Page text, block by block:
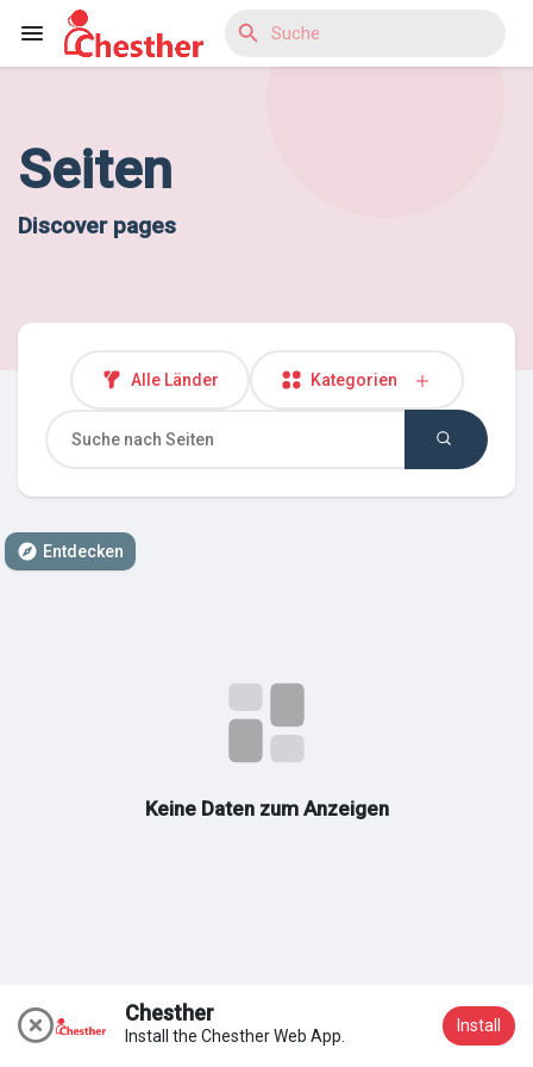
Beitreten
Reels
Entdecken Marktplatz
Meine Gruppen
Seiten denen du folgst
Seiten
Discover pages
Alle Länder Kategorien
Entdecken
Keine Daten zum Anzeigen
Chesther
Install the Chesther Web App.
Install